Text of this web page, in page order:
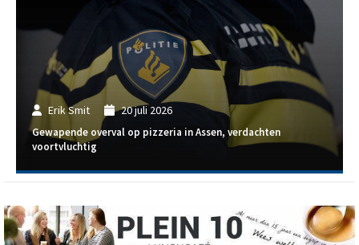
Erik Smit 20 juli 2026
Gewapende overval op pizzeria in Assen, verdachten
voortvluchtig